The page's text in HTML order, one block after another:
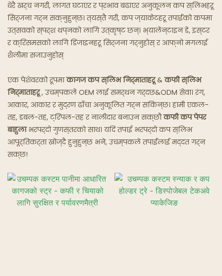
धेरै खर्च नगरी, लागत घटाएर र प्रभाव बढाएर अनुकूलन कप स्लिभहरू
सिर्जना गर्न सक्नुहुन्छ। त्यस्तै गरी, कप ज्याकेटहरू तपाईंको कपमा
उत्सवको स्पर्श थप्नको लागि उत्कृष्ट छन्। भ्यालेन्टाइन डे, इस्टर
र क्रिसमसको लागि डिजाइनहरू सिर्जना गर्नुहोस् र आफ्नो मगलाई
शैलीमा सजाउनुहोस्
एक पेशेवरको रूपमाकागज कप स्लिभ निर्माताहरू&कफी स्लिभ
निर्माताहरू, उचम्पकले OEM लाई समर्थन गर्दछ&ODM सेवा। रंग,
आकार, आकार र मुद्रण ढाँचा अनुकूलित गर्न सकिन्छ। हामी एकल-
तह, डबल-तह, ट्रिपल-तह र नालीदार बनाउन सक्छौंकफी कप पेपर
बाहुलाभरपर्दो गुणस्तरको साथ। यदि तपाईं भरपर्दो कप स्लिभ
आपूर्तिकर्ता खोज्दै हुनुहुन्छ भने, उचम्पकले तपाईंलाई मद्दत गर्न
सक्छ!